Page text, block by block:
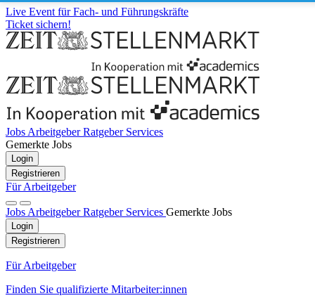
Live Event für Fach- und Führungskräfte
Ticket sichern!
Jobs ArbeitgeberRatgeber Services
Gemerkte Jobs
Login
Registrieren
Für Arbeitgeber
Jobs ArbeitgeberRatgeber Services Gemerkte Jobs
Login
Registrieren
Für Arbeitgeber
Finden Sie qualifizierte Mitarbeiter:innen